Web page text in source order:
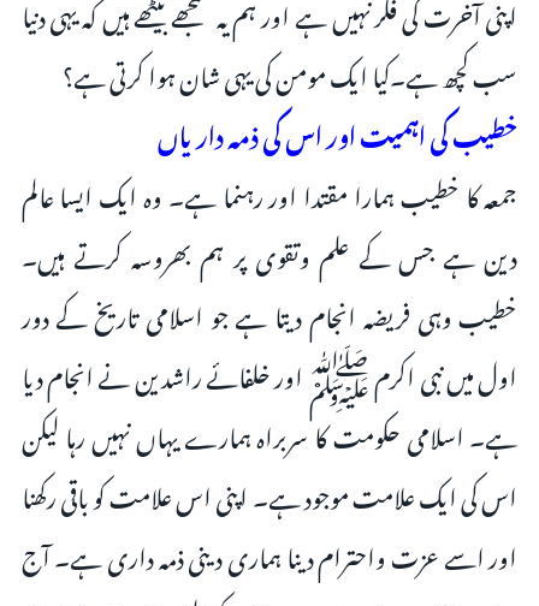
سب کچھ ہے۔کیا ایک مومن کی یہی شان ہوا کرتی ہے؟
خطیب کی اہمیت اور اس کی ذمہ داریاں
جمعہ کا خطیب ہمارا مقتدا اور رہنما ہے۔ وہ ایک ایسا عالم
دین ہے جس کے علم وتقوی پر ہم بھروسہ کرتے ہیں۔
خطیب وہی فریضہ انجام دیتا ہے جو اسلامی تاریخ کے دور
اول میں نبی اکرم ﷺ اور خلفائے راشدین نے انجام دیا
ہے۔ اسلامی حکومت کا سربراہ ہمارے یہاں نہیں رہا لیکن
اس کی ایک علامت موجود ہے۔ اپنی اس علامت کو باقی رکھنا
اور اسے عزت واحترام دینا ہماری دینی ذمہ داری ہے۔ آج